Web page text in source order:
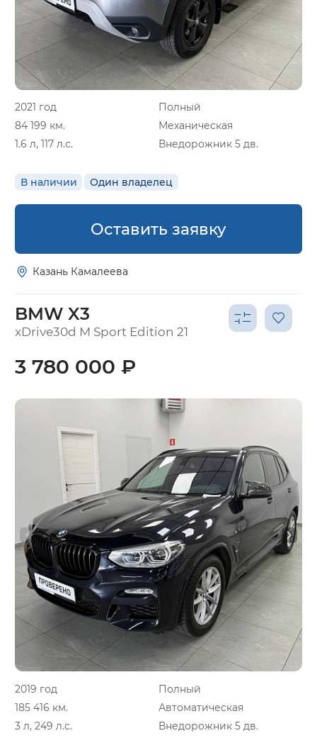
2021 год
Полный
84 199 км.
Механическая
1.6 л, 117 л.с.
Внедорожник 5 дв.
В наличии Один владелец
Оставить заявку
Казань Камалеева
BMW X3
xDrive30d M Sport Edition 21
2019 год
Полный
185 416 км.
Автоматическая
3 л, 249 л.с.
Внедорожник 5 дв.
3 780 000 ₽